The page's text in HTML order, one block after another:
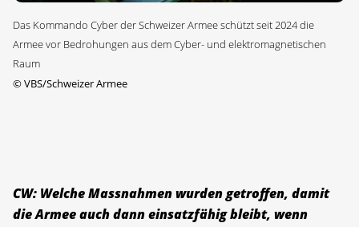
Das Kommando Cyber der Schweizer Armee schützt seit 2024 die
Armee vor Bedrohungen aus dem Cyber- und elektromagnetischen
Raum
©VBS/Schweizer Armee
CW: Welche Massnahmen wurden getroffen, damit
die Armee auch dann einsatzfähig bleibt, wenn